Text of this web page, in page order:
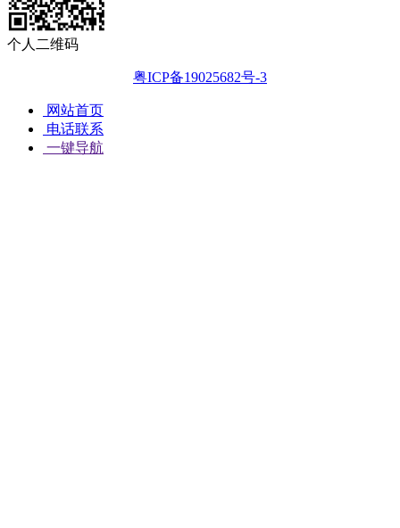
个人二维码
粤ICP备19025682号-3
网站首页
电话联系
一键导航